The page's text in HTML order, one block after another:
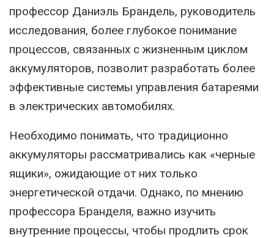
профессор Даниэль Брандель, руководитель
исследования, более глубокое понимание
процессов, связанных с жизненным циклом
аккумуляторов, позволит разработать более
эффективные системы управления батареями
в электрических автомобилях.
Необходимо понимать, что традиционно
аккумуляторы рассматривались как «черные
ящики», ожидающие от них только
энергетической отдачи. Однако, по мнению
профессора Бранделя, важно изучить
внутренние процессы, чтобы продлить срок